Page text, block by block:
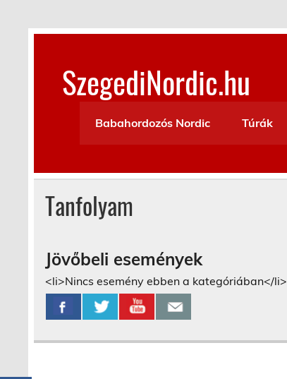
content
SzegediNordic.hu
Babahordozós Nordic
Túrák
Tanfolyam
Jövőbeli események
<li>Nincs esemény ebben a kategóriában</li>